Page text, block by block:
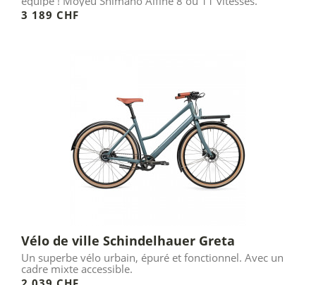
3 189 CHF
Vélo de ville Schindelhauer Greta
Un superbe vélo urbain, épuré et fonctionnel. Avec un
cadre mixte accessible.